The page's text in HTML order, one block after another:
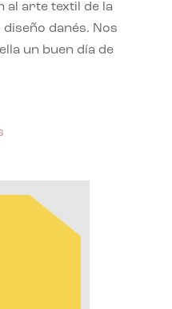
al arte textil de la
diseño danés. Nos
un buen día de